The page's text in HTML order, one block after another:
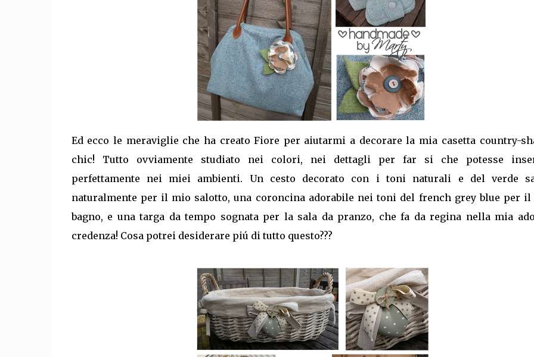
Ed ecco le meraviglie che ha creato Fiore per aiutarmi a decorare la mia casetta country-
chic! Tutto ovviamente studiato nei colori, nei dettagli per far si che potesse
perfettamente nei miei ambienti. Un cesto decorato con i toni naturali e del verde
naturalmente per il mio salotto, una coroncina adorabile nei toni del french grey blue per
bagno, e una targa da tempo sognata per la sala da pranzo, che fa da regina nella mia
credenza! Cosa potrei desiderare piú di tutto questo???